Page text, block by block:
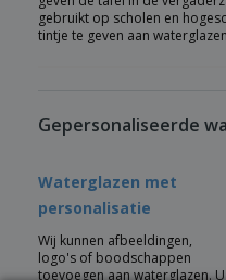
gebruikt op scholen en
tintje te geven aan
Gepersonaliseerde
Waterglazen met
personalisatie
Wij kunnen afbeeldingen,
logo's of boodschappen
toevoegen aan waterglazen. U